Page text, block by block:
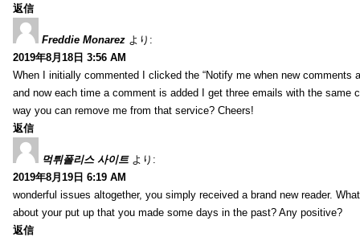
返信
Freddie Monarez より:
2019年8月18日 3:56 AM
When I initially commented I clicked the “Notify me when new comments
and now each time a comment is added I get three emails with the same
way you can remove me from that service? Cheers!
返信
먹튀폴리스 사이트 より:
2019年8月19日 6:19 AM
wonderful issues altogether, you simply received a brand new reader.
about your put up that you made some days in the past? Any positive?
返信